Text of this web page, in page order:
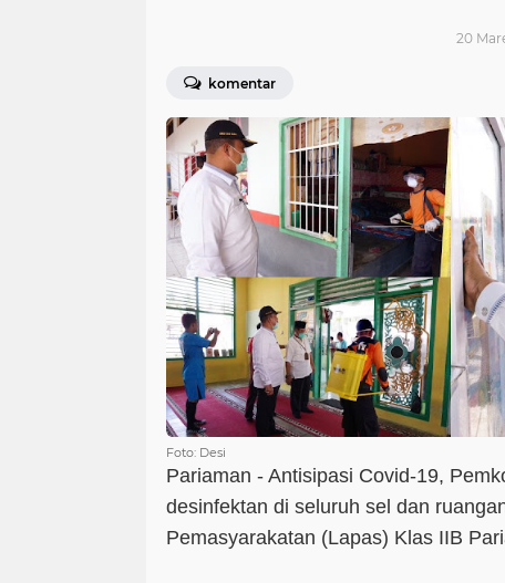
20
komentar
Foto: Desi
Pariaman - Antisipasi Covid-19,
desinfektan di seluruh sel dan
Pemasyarakatan (Lapas) Klas IIB